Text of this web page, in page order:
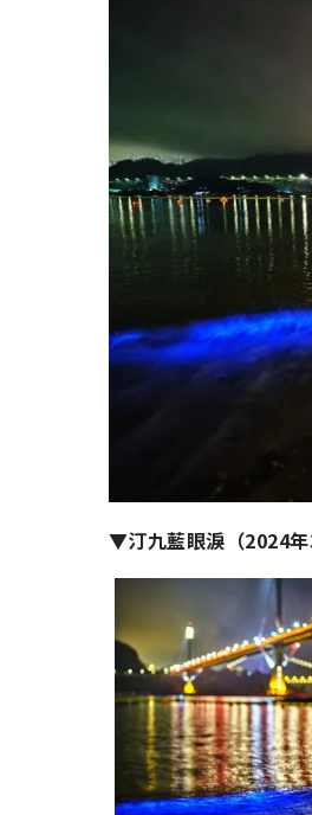
▼汀九藍眼淚（2024